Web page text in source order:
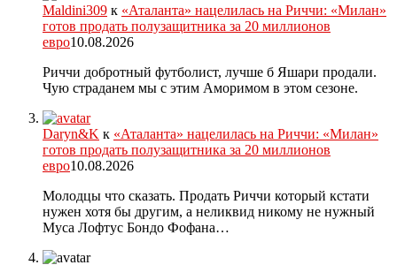
Maldini309 к «Аталанта» нацелилась на Риччи: «Милан»
готов продать полузащитника за 20 миллионов
евро10.08.2026
Риччи добротный футболист, лучше б Яшари продали.
Чую страданем мы с этим Аморимом в этом сезоне.
Daryn&K к «Аталанта» нацелилась на Риччи: «Милан»
готов продать полузащитника за 20 миллионов
евро10.08.2026
Молодцы что сказать. Продать Риччи который кстати
нужен хотя бы другим, а неликвид никому не нужный
Муса Лофтус Бондо Фофана…